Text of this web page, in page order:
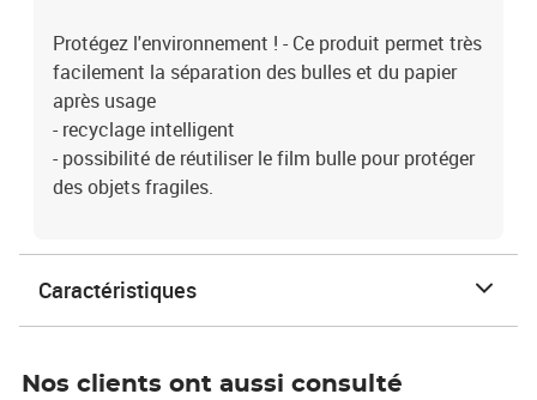
Protégez l'environnement ! - Ce produit permet très
facilement la séparation des bulles et du papier
après usage
- recyclage intelligent
- possibilité de réutiliser le film bulle pour protéger
des objets fragiles.
Caractéristiques
Nos clients ont aussi consulté